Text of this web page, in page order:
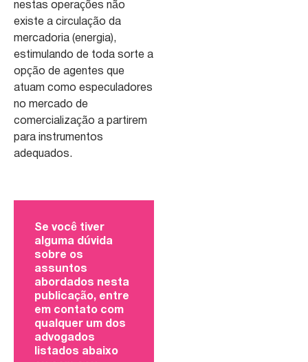
nestas operações não
existe a circulação da
mercadoria (energia),
estimulando de toda sorte a
opção de agentes que
atuam como especuladores
no mercado de
comercialização a partirem
para instrumentos
adequados.
Se você tiver
alguma dúvida
sobre os
assuntos
abordados nesta
publicação, entre
em contato com
qualquer um dos
advogados
listados abaixo